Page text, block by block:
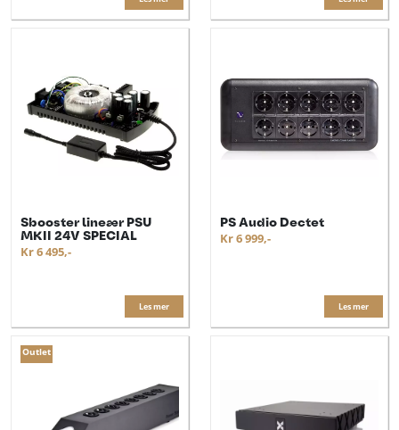
Sbooster lineær PSU
MKII 24V SPECIAL
Kr 6 495,-
Les mer
PS Audio Dectet
Kr 6 999,-
Les mer
Outlet